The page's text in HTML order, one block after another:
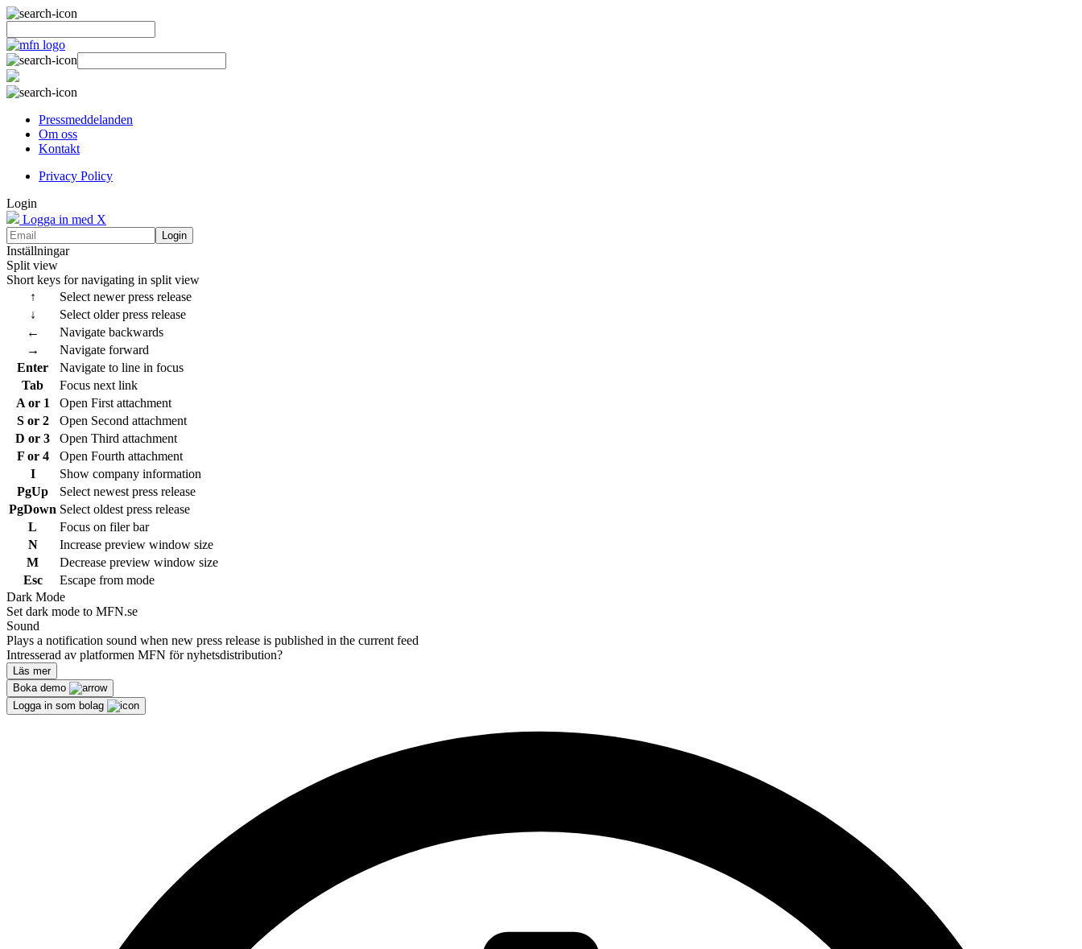
Pressmeddelanden
Om oss
Kontakt
Privacy Policy
Login
Logga in med X
Login
Inställningar
Split view
Short keys for navigating in split view
↑
Select newer press release
↓
Select older press release
←
Navigate backwards
→
Navigate forward
Enter
Navigate to line in focus
Tab
Focus next link
A or 1
Open First attachment
S or 2
Open Second attachment
D or 3
Open Third attachment
F or 4
Open Fourth attachment
I
Show company information
PgUp
Select newest press release
PgDown Select oldest press release
L
Focus on filer bar
N
Increase preview window size
M
Decrease preview window size
Esc
Escape from mode
Dark Mode
Set dark mode to MFN.se
Sound
Plays a notification sound when new press release is published in the current feed
Intresserad av platformen MFN för nyhetsdistribution?
Läs mer
Boka demo
Logga in som bolag